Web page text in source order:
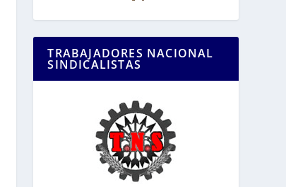
TRABAJADORES NACIONAL
SINDICALISTAS